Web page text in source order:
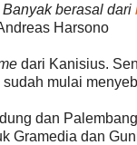
berasal dari
Harsono
dari Kanisius.
mulai
dan
Gramedia dan